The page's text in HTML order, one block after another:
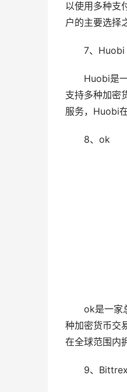
以使用多种支
户的主要选择
7、Huobi
Huobi是
支持多种加密
服务，Huobi
8、ok
ok是一家
种加密货币交
在全球范围内
9、Bittrex